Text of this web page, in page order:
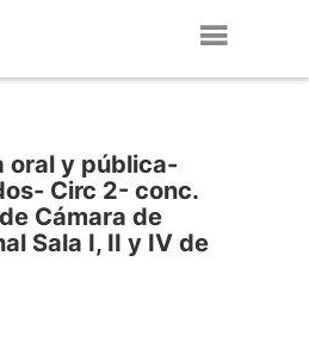
oral y pública-
Circ 2- conc.
Cámara de
Sala I, II y IV de